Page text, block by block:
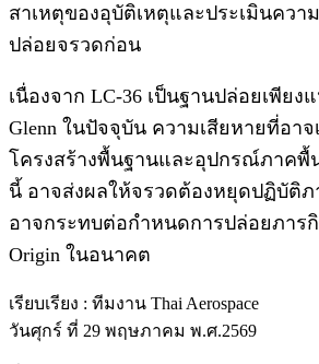
สาเหตุของอุบัติเหตุและประเมินควา
ปล่อยจรวดก่อน
เนื่องจาก LC-36 เป็นฐานปล่อยเพียง
Glenn ในปัจจุบัน ความเสียหายที่อา
โครงสร้างพื้นฐานและอุปกรณ์ภาคพื้
นี้ อาจส่งผลให้จรวดต้องหยุดปฏิบัติภ
อาจกระทบต่อกำหนดการปล่อยภาร
Origin ในอนาคต
เรียบเรียง : ทีมงาน Thai Aerospace
วันศุกร์ ที่ 29 พฤษภาคม พ.ศ.2569